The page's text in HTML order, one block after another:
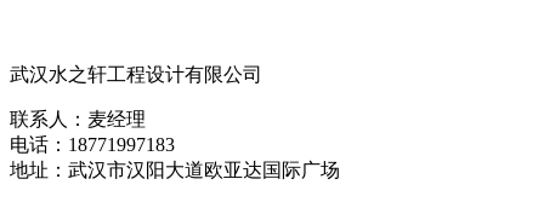
武汉水之轩工程设计有限公司
联系人：麦经理
电话：18771997183
地址：武汉市汉阳大道欧亚达国际广场